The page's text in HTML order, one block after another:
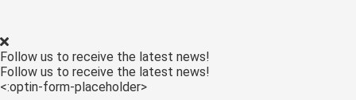
Follow us to receive the latest news!
Follow us to receive the latest news!
<:optin-form-placeholder>